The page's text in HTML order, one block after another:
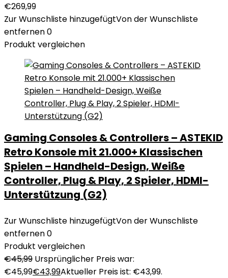
€269,99
Zur Wunschliste hinzugefügtVon der Wunschliste
entfernen0
Produkt vergleichen
Gaming Consoles & Controllers – ASTEKID
Retro Konsole mit 21.000+ Klassischen
Spielen – Handheld-Design, Weiße
Controller, Plug & Play, 2 Spieler, HDMI-
Unterstützung (G2)
Zur Wunschliste hinzugefügtVon der Wunschliste
entfernen0
Produkt vergleichen
€45,99 Ursprünglicher Preis war:
€45,99€43,99Aktueller Preis ist: €43,99.